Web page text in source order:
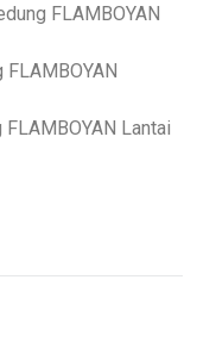
FLAMBOYAN
FLAMBOYAN
FLAMBOYAN Lantai